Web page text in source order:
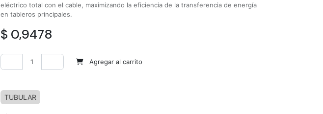
eléctrico total con el cable, maximizando la eficiencia de la transferencia de energía
en tableros principales.
$ 0,9478
Agregar al carrito
TUBULAR